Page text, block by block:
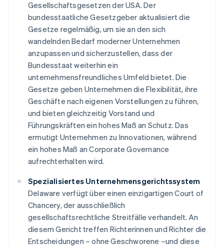
Gesellschaftsgesetzen der USA. Der
bundesstaatliche Gesetzgeber aktualisiert die
Gesetze regelmäßig, um sie an den sich
wandelnden Bedarf moderner Unternehmen
anzupassen und sicherzustellen, dass der
Bundesstaat weiterhin ein
unternehmensfreundliches Umfeld bietet. Die
Gesetze geben Unternehmen die Flexibilität, ihre
Geschäfte nach eigenen Vorstellungen zu führen,
und bieten gleichzeitig Vorstand und
Führungskräften ein hohes Maß an Schutz. Das
ermutigt Unternehmen zu Innovationen, während
ein hohes Maß an Corporate Governance
aufrechterhalten wird.
Spezialisiertes Unternehmensgerichtssystem
Delaware verfügt über einen einzigartigen Court of
Chancery, der ausschließlich
gesellschaftsrechtliche Streitfälle verhandelt. An
diesem Gericht treffen Richterinnen und Richter die
Entscheidungen – ohne Geschworene –und diese